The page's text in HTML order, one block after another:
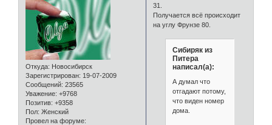
Откуда: Новосибирск
Зарегистрирован: 19-07-2009
Сообщений: 23565
Уважение: +9768
Позитив: +9358
Пол: Женский
Провел на форуме:
31.
Получается всё происходит
на углу Фрунзе 80.
Сибиряк из
Питера
написал(а):
А думал что
отгадают потому,
что виден номер
дома.